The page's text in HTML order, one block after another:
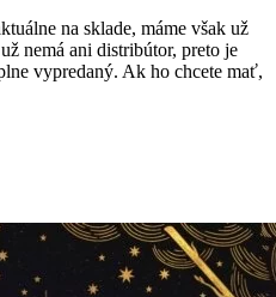
na sklade, máme však už
nemá ani distribútor, preto je
vypredaný. Ak ho chcete mať,